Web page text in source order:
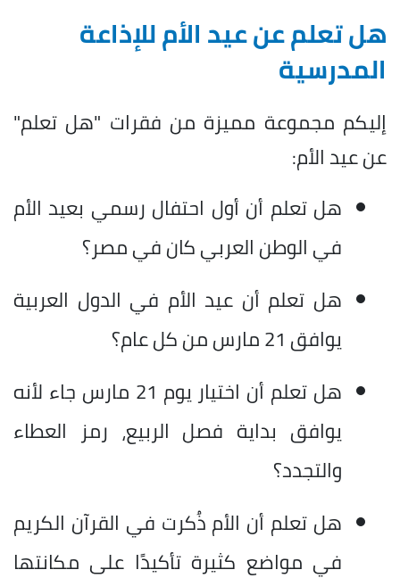
هل تعلم عن عيد الأم للإذاعة
المدرسية
إليكم مجموعة مميزة من فقرات "هل تعلم"
عن عيد الأم:
هل تعلم أن أول احتفال رسمي بعيد الأم
في الوطن العربي كان في مصر؟
هل تعلم أن عيد الأم في الدول العربية
يوافق 21 مارس من كل عام؟
هل تعلم أن اختيار يوم 21 مارس جاء لأنه
يوافق بداية فصل الربيع، رمز العطاء
والتجدد؟
هل تعلم أن الأم ذُكرت في القرآن الكريم
في مواضع كثيرة تأكيدًا على مكانتها